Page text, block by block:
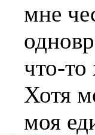
мне
что-
Хотя
моя